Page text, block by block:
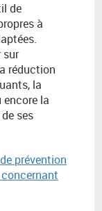
de
à
sur
réduction
la
la
ses
prévention